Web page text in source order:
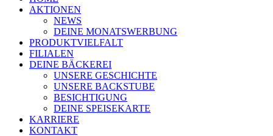
AKTIONEN
NEWS
DEINE MONATSWERBUNG
PRODUKTVIELFALT
FILIALEN
DEINE BÄCKEREI
UNSERE GESCHICHTE
UNSERE BACKSTUBE
BESICHTIGUNG
DEINE SPEISEKARTE
KARRIERE
KONTAKT